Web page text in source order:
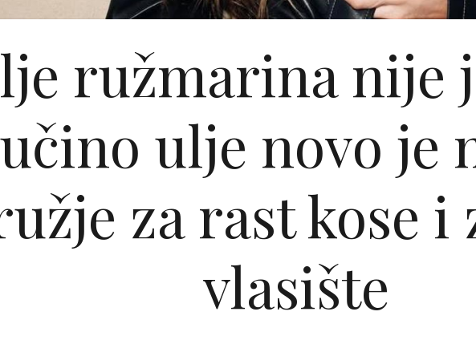
ružmarina nije
ulje novo je
za rast kose i
vlasište